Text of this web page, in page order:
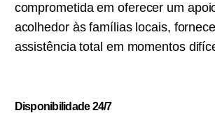
comprometida em oferecer um
acolhedor às famílias locais,
assistência total em momentos
Disponibilidade 24/7